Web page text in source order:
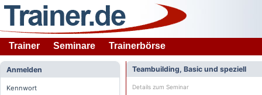
Trainer Seminare Trainerbörse
Anmelden
Kennwort
Teambuilding, Basic und speziell
Details zum Seminar